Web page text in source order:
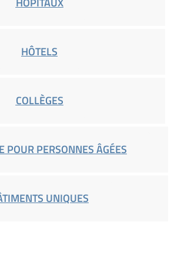
HÔTELS
COLLÈGES
POUR PERSONNES ÂGÉES
UNIQUES